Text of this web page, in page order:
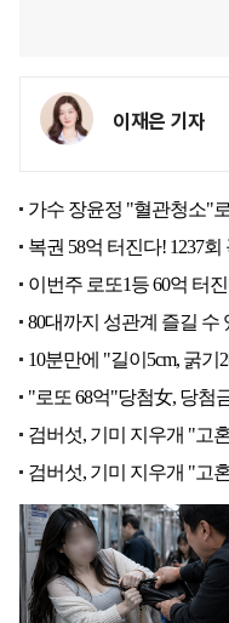
이재은 기자